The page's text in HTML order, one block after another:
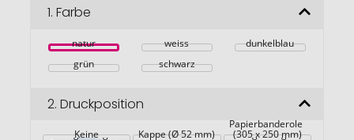
Bildgalerie
1. Farbe
natur weiss
dunkelblau
grün
schwarz
2. Druckposition
Keine Kappe (Ø 52 mm)
Maßgefertigte
Papierbanderole
(305 x 250 mm)
Maßgefertigte Kraft- Maßgefertigter